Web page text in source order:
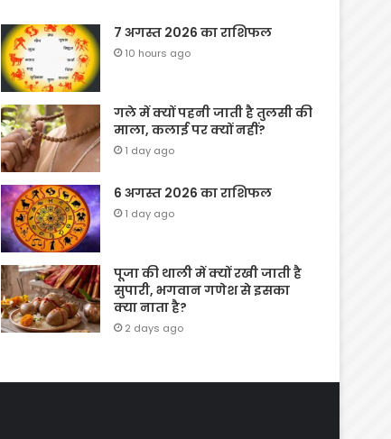
7 अगस्त 2026 का राशिफल
10 hours ago
गले में क्यों पहनी जाती है तुलसी की
माला, कलाई पर क्यों नहीं?
1 day ago
6 अगस्त 2026 का राशिफल
1 day ago
पूजा की थाली में क्यों रखी जाती है
सुपारी, भगवान गणेश से इसका
क्या नाता है?
2 days ago